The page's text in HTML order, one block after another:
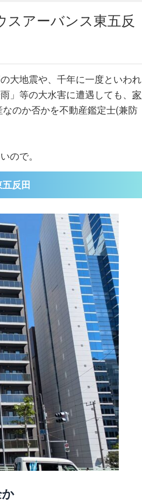
スアーバンス東五反
大地震や、千年に一度といわれ
」等の大水害に遭遇しても、 家
のか否かを不動産鑑定士(兼防
ので。
反田